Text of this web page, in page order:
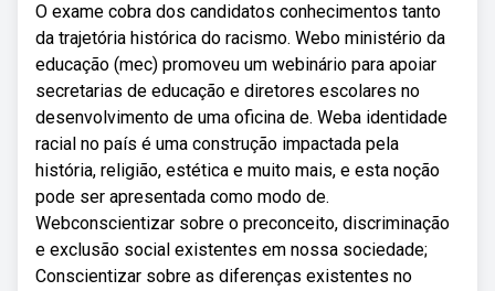
O exame cobra dos candidatos conhecimentos tanto
da trajetória histórica do racismo. Webo ministério da
educação (mec) promoveu um webinário para apoiar
secretarias de educação e diretores escolares no
desenvolvimento de uma oficina de. Weba identidade
racial no país é uma construção impactada pela
história, religião, estética e muito mais, e esta noção
pode ser apresentada como modo de.
Webconscientizar sobre o preconceito, discriminação
e exclusão social existentes em nossa sociedade;
Conscientizar sobre as diferenças existentes no